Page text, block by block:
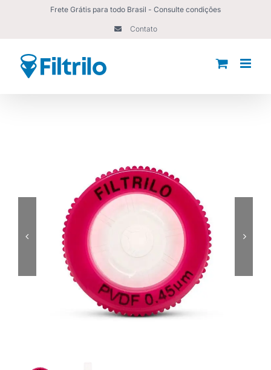
conteúdo
Frete Grátis para todo Brasil - Consulte condições
Contato